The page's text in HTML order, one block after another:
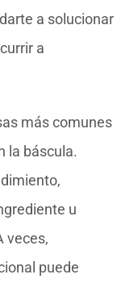
a solucionar
a
más comunes
la báscula.
u
veces,
puede